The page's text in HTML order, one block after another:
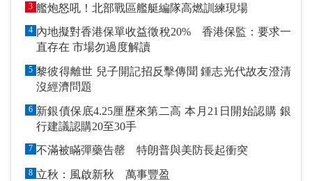
3 艦炮怒吼！北部戰區艦艇編隊高燃訓練現場
4 內地擬對香港保單收益徵稅20% 香港保監：要求一
直存在 市場勿過度解讀
5 黎彼得離世 兒子開記招反擊傳聞 鍾志光代故友澄清
沒經濟問題
6 新銀債保底4.25厘歷來第二高 本月21日開始認購 銀
行建議認購20至30手
7 不滿被瞞彈藥告罄 特朗普與美防長起衝突
8 立秋：風啟新秋 萬事豐盈